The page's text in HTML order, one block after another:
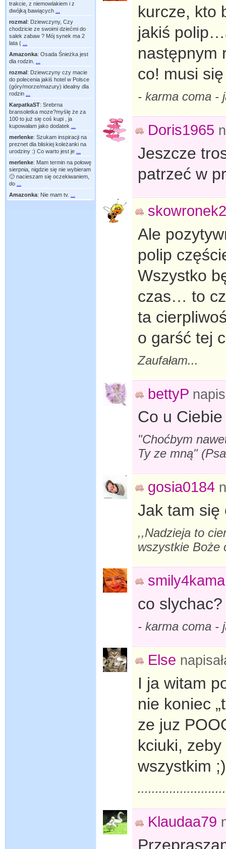
trakcie, z niemowlakiem i z
dwójką bawiących
rozmal: Dziewczyny, Czy
chodzicie ze swoimi dziećmi do
salek zabaw ? Mój synek ma 2
lata (
Amazonka: Osada Śnieżka jest
dla rodzin.
rozmal: Dziewczyny czy macie
do polecenia jakiś hotel w Polsce
(góry/morze/mazury) idealny dla
rodzin
KarpatkaST: Srebrna
bransoletka moze?myślę że za
100 to już się coś kupi , ja
kupowałam jako dodatek
merlenke: Szukam inspiracji na
preznet dla bliskiej koleżanki na
urodziny :) Co warto jest je
merlenke: Mam termin na połowę
sierpnia, nigdzie się nie wybieram
🙂 nacieszam się oczekiwaniem,
do
Amazonka: Nie mam tv.
kurcze, kto
jakiś
następnym
co! musi
- karma coma -
Doris1965
Jeszcze
patrzeć w
Ale
polip
Wszystko
czas… to
ta
o garść tej
Zaufałam...
bettyP
Co u
"Choćbym
Ty ze mną"
gosia0184
Jak tam
,,Nadzieja to
wszystkie
smily4kama
co slychac?
- karma coma -
Else
I ja witam
nie koniec
ze juz
kciuki,
wszystkim ;)
Klaudaa79